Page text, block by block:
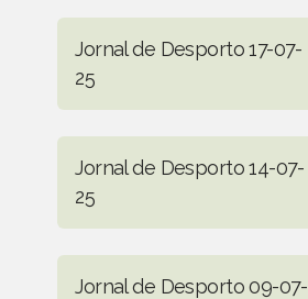
Jornal de Desporto 17-07-
25
Jornal de Desporto 14-07-
25
Jornal de Desporto 09-07-